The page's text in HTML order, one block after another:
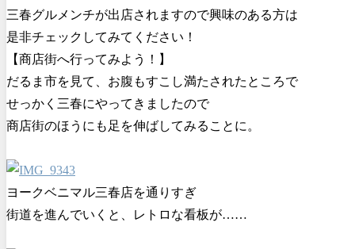
三春グルメンチが出店されますので興味のある方は
是非チェックしてみてください！
【商店街へ行ってみよう！】
だるま市を見て、お腹もすこし満たされたところで
せっかく三春にやってきましたので
商店街のほうにも足を伸ばしてみることに。
ヨークベニマル三春店を通りすぎ
街道を進んでいくと、レトロな看板が……